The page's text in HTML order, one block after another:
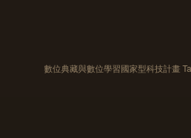
數位典藏與數位學習國家型科技計畫